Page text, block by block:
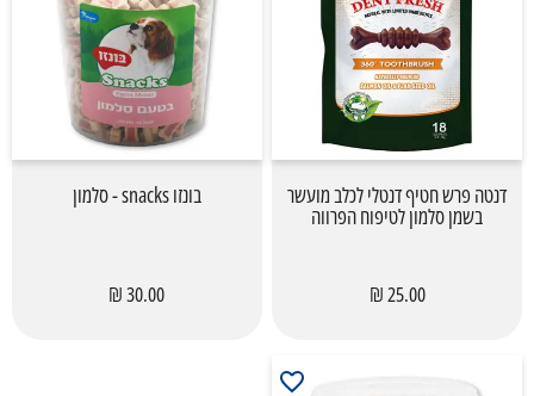
דנטה פרש חטיף דנטלי לכלב מועשר
בשמן סלמון לטיפוח הפרווה
25.00 ₪
בונזו snacks - סלמון
30.00 ₪